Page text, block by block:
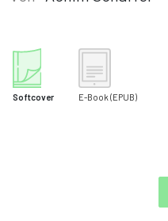
Softcover E-Book (EPUB)